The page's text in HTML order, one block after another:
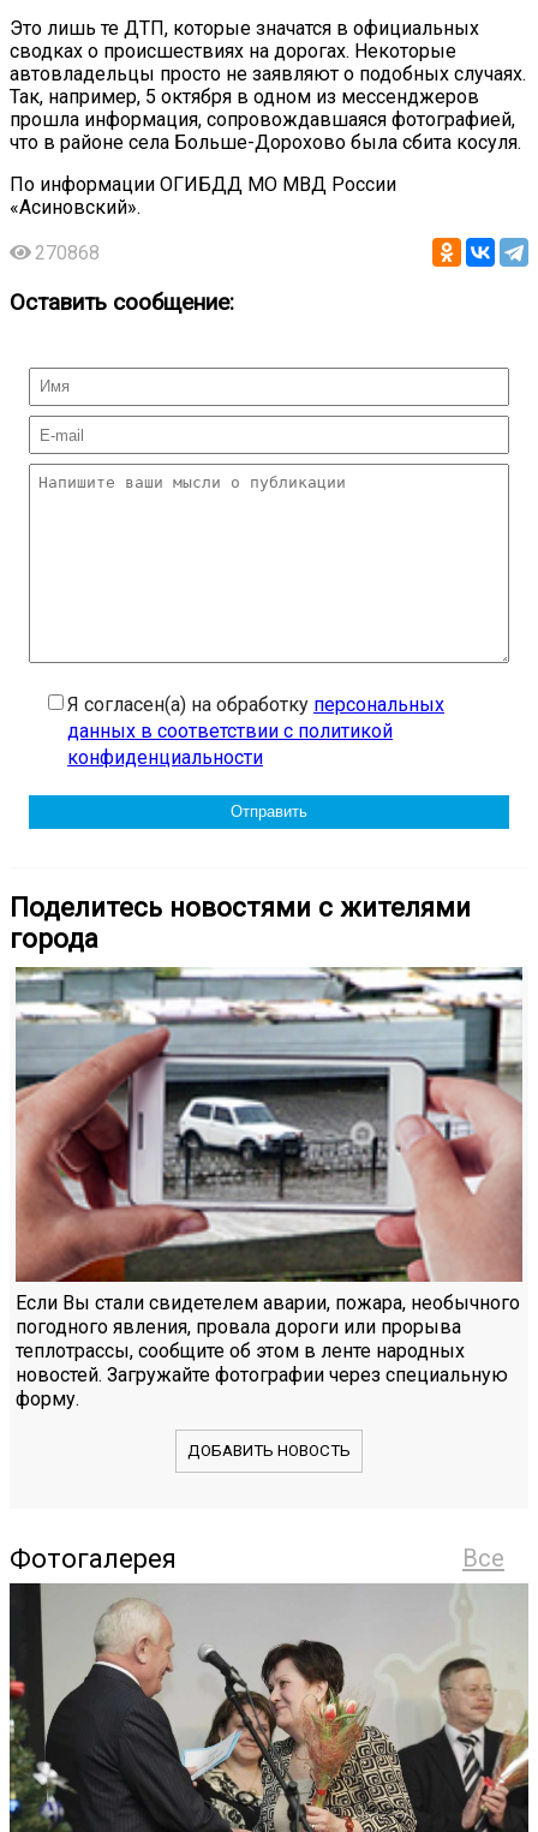
Это лишь те ДТП, которые значатся в официальных
сводках о происшествиях на дорогах. Некоторые
автовладельцы просто не заявляют о подобных случаях.
Так, например, 5 октября в одном из мессенджеров
прошла информация, сопровождавшаяся фотографией,
что в районе села Больше-Дорохово была сбита косуля.
По информации ОГИБДД МО МВД России
«Асиновский».
270868
Оставить сообщение:
Я согласен(а) на обработку персональных
данных в соответствии с политикой
конфиденциальности
Поделитесь новостями с жителями
города
Если Вы стали свидетелем аварии, пожара, необычного
погодного явления, провала дороги или прорыва
теплотрассы, сообщите об этом в ленте народных
новостей. Загружайте фотографии через специальную
форму.
ДОБАВИТЬ НОВОСТЬ
Все
Фотогалерея